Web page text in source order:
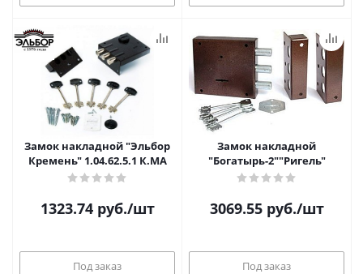
Замок накладной "Эльбор
Кремень" 1.04.62.5.1 К.МА
1323.74руб./шт
Под заказ
Замок накладной
"Богатырь-2""Ригель"
3069.55руб./шт
Под заказ